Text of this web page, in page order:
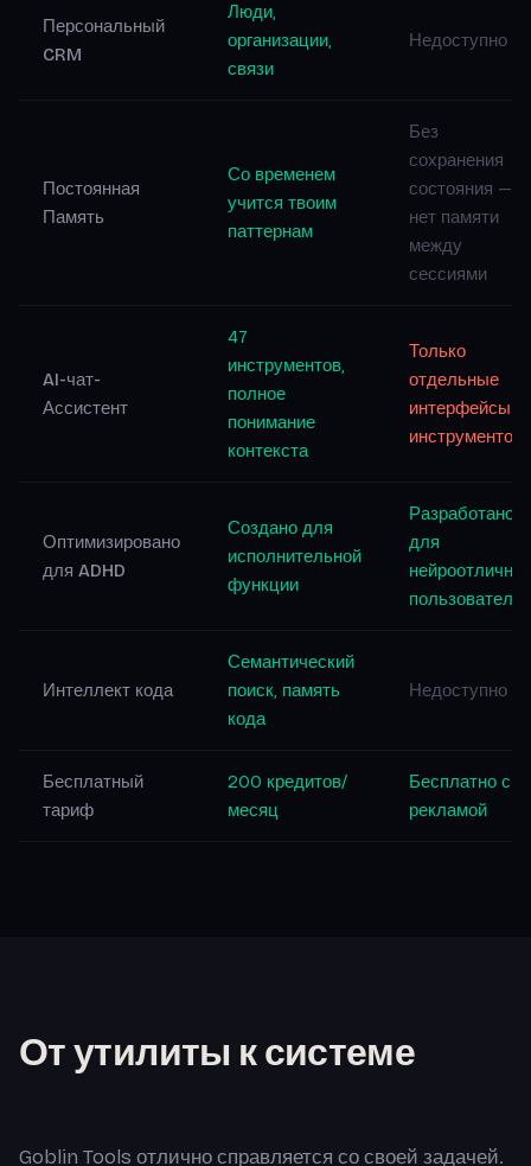
Персональный
CRM
Люди,
организации,
связи
Недоступно
Постоянная
Память
Со временем
учится твоим
паттернам
Без
сохранения
состояния —
нет памяти
между
сессиями
AI-чат-
Ассистент
47
инструментов,
полное
понимание
контекста
Только
отдельные
интерфейсы
инструментов
Оптимизировано
для ADHD
Создано для
исполнительной
функции
Разработано
для
пользователей
Интеллект кода
Семантический
поиск, память
кода
Недоступно
Бесплатный
тариф
200 кредитов/
месяц
Бесплатно с
рекламой
От утилиты к системе
Goblin Tools отлично справляется со своей задачей.